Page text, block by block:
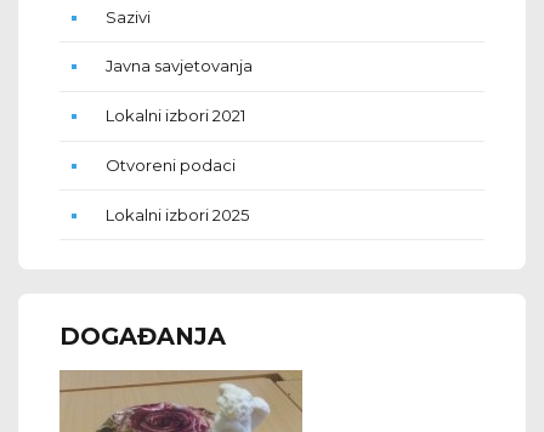
Sazivi
Javna savjetovanja
Lokalni izbori 2021
Otvoreni podaci
Lokalni izbori 2025
DOGAĐANJA